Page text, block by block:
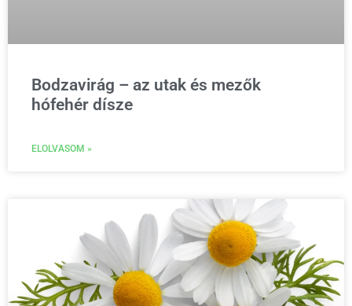
Bodzavirág – az utak és mezők
hófehér dísze
ELOLVASOM »